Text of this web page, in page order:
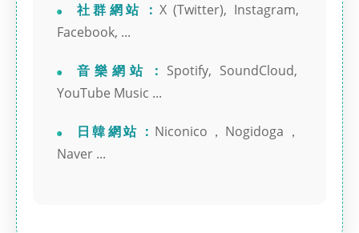
社群網站 : X (Twitter), Instagram,
Facebook, ...
音樂網站 : Spotify, SoundCloud,
YouTube Music ...
日韓網站 : Niconico，Nogidoga，
Naver ...